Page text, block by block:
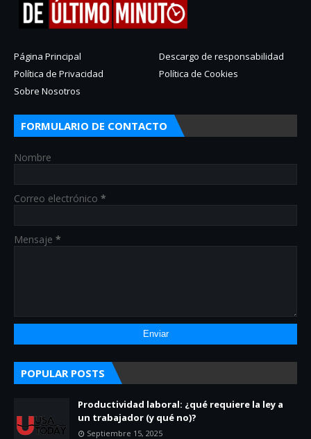
Página Principal
Descargo de responsabilidad
Política de Privacidad
Política de Cookies
Sobre Nosotros
FORMULARIO DE CONTACTO
Nombre
Correo electrónico *
Mensaje *
POPULAR POSTS
Productividad laboral: ¿qué requiere la ley a
un trabajador (y qué no)?
Septiembre 15, 2025